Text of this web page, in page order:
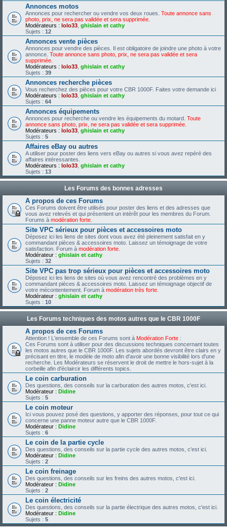
Annonces motos
Annonces pour rechercher ou vendre vos deux roues. Toute annonce sans
photo, prix, ne sera pas validée et sera supprimée.
Modérateurs : lolo33 ghislain et cathy
Sujets : 12
Annonces vente pièces
Annonces pour vendre des pièces. Il est obligatoire de joindre une photo à votre
annonce. Toute annonce sans photo, prix, ne sera pas validée et sera
supprimée.
Modérateurs : lolo33 ghislain et cathy
Sujets : 39
Annonces recherche pièces
Vous recherchez des pièces pour votre CBR 1000F. Faites votre demande ici
Modérateurs : lolo33 ghislain et cathy
Sujets : 64
Annonces équipements
Annonces pour recherche ou vendre les équipements du motard. Toute
annonce sans photo, prix, ne sera pas validée et sera supprimée.
Modérateurs : lolo33 ghislain et cathy
Sujets : 5
Affaires eBay ou autres
A utiliser pour poster des liens vers eBay ou autres si vous avez repéré des
affaires intéressantes.
Modérateurs : lolo33 ghislain et cathy
Sujets : 13
Les Forums des bonnes adresses
A propos de ces Forums
Ces Forums doivent être utilisés pour poster des liens et des adresses que
vous avez relevés et qui présentent un intérêt pour les membres du Forum.
Forums à modération forte
Site VPC sérieux pour pièces et accessoires moto
Déposez ici les liens de sites dont vous avez été pleinement satisfait en y
commandant pièces & accessoires moto. Laissez un témoignage de votre
satisfaction. Forum à modération forte
Modérateur : ghislain et cathy
Sujets : 32
Site VPC pas trop sérieux pour pièces et accessoires moto
Déposez ici les liens de sites où vous avez rencontré des problèmes en y
commandant pièces & accessoires moto. Laissez un témoignage objectif de
votre mécontentement. Forum à modération très forte
Modérateur : ghislain et cathy
Sujets : 10
Les Forums techniques des motos autres que le CBR 1000F
A propos de ces Forums
Attention ! L'ensemble de ces Forums sont à Modération Forte :
Ces Forums sont à utiliser pour des discussions techniques concernant toutes
les motos autres que le CBR 1000F. Les sujets abordés devront être clairs en y
précisant en titre, le modèle de moto afin d'avoir une bonne visibilité lors d'une
recherche. Les Modérateurs se réservent le droit de mettre le hors-sujet à la
corbeille afin d'éclaircir les différents topics.
Le coin carburation
Des questions, des conseils sur la carburation des autres motos, c'est ici.
Modérateur : Didine
Sujets : 5
Le coin moteur
Ici vous pouvez posé des questions, y apporter des réponses, pour tout ce qui
concerne une panne moteur autre que le CBR 1000F.
Modérateur : Didine
Sujets : 6
Le coin de la partie cycle
Des questions, des conseils sur la partie cycle des autres motos, c'est ici.
Modérateur : Didine
Sujets : 2
Le coin freinage
Des questions, des conseils sur les freins des autres motos, c'est ici.
Modérateur : Didine
Sujets : 2
Le coin électricité
Des questions, des conseils sur la partie électrique des autres motos, c'est ici.
Modérateur : Didine
Sujets : 5